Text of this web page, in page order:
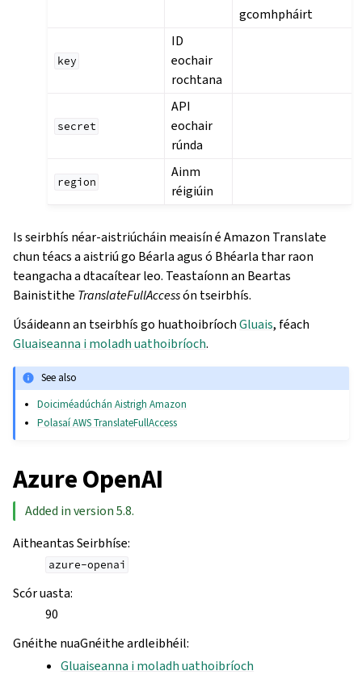
gcomhpháirt
key
ID
eochair
rochtana
secret
API
eochair
rúnda
region
Ainm
réigiúin
Is seirbhís néar-aistriúcháin meaisín é Amazon Translate
chun téacs a aistriú go Béarla agus ó Bhéarla thar raon
teangacha a dtacaítear leo. Teastaíonn an Beartas
Bainistithe TranslateFullAccessón tseirbhís.
Úsáideann an tseirbhís go huathoibríochGluais, féach
Gluaiseanna i moladh uathoibríoch.
See also
Doiciméadúchán Aistrigh Amazon
Polasaí AWS TranslateFullAccess
Azure OpenAI
Added in version 5.8.
Aitheantas Seirbhíse:
azure-openai
Scór uasta:
90
Gnéithe nuaGnéithe ardleibhéil:
Gluaiseanna i moladh uathoibríoch